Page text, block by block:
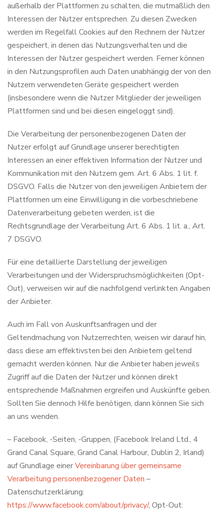
außerhalb der Plattformen zu schalten, die mutmaßlich den
Interessen der Nutzer entsprechen. Zu diesen Zwecken
werden im Regelfall Cookies auf den Rechnern der Nutzer
gespeichert, in denen das Nutzungsverhalten und die
Interessen der Nutzer gespeichert werden. Ferner können
in den Nutzungsprofilen auch Daten unabhängig der von den
Nutzern verwendeten Geräte gespeichert werden
(insbesondere wenn die Nutzer Mitglieder der jeweiligen
Plattformen sind und bei diesen eingeloggt sind).
Die Verarbeitung der personenbezogenen Daten der
Nutzer erfolgt auf Grundlage unserer berechtigten
Interessen an einer effektiven Information der Nutzer und
Kommunikation mit den Nutzern gem. Art. 6 Abs. 1 lit. f.
DSGVO. Falls die Nutzer von den jeweiligen Anbietern der
Plattformen um eine Einwilligung in die vorbeschriebene
Datenverarbeitung gebeten werden, ist die
Rechtsgrundlage der Verarbeitung Art. 6 Abs. 1 lit. a., Art.
7 DSGVO.
Für eine detaillierte Darstellung der jeweiligen
Verarbeitungen und der Widerspruchsmöglichkeiten (Opt-
Out), verweisen wir auf die nachfolgend verlinkten Angaben
der Anbieter.
Auch im Fall von Auskunftsanfragen und der
Geltendmachung von Nutzerrechten, weisen wir darauf hin,
dass diese am effektivsten bei den Anbietern geltend
gemacht werden können. Nur die Anbieter haben jeweils
Zugriff auf die Daten der Nutzer und können direkt
entsprechende Maßnahmen ergreifen und Auskünfte geben.
Sollten Sie dennoch Hilfe benötigen, dann können Sie sich
an uns wenden.
– Facebook, -Seiten, -Gruppen, (Facebook Ireland Ltd., 4
Grand Canal Square, Grand Canal Harbour, Dublin 2, Irland)
auf Grundlage einerVereinbarung über gemeinsame
Verarbeitung personenbezogener Daten –
Datenschutzerklärung:
https://www.facebook.com/about/privacy/, Opt-Out: